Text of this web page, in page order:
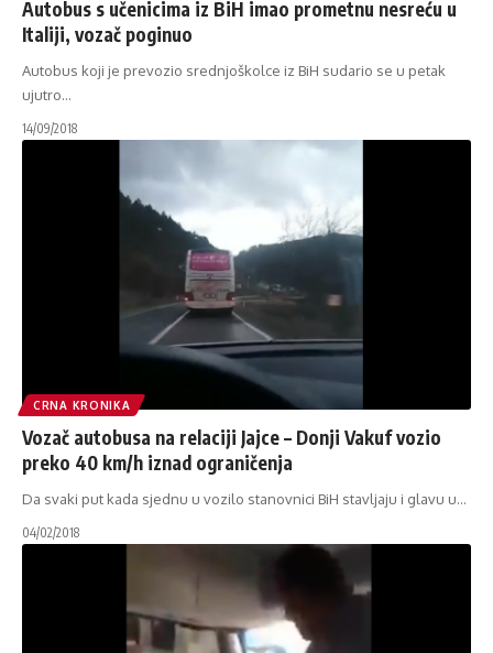
Autobus s učenicima iz BiH imao prometnu nesreću u
Italiji, vozač poginuo
Autobus koji je prevozio srednjoškolce iz BiH sudario se u petak
ujutro…
14/09/2018
CRNA KRONIKA
Vozač autobusa na relaciji Jajce – Donji Vakuf vozio
preko 40 km/h iznad ograničenja
Da svaki put kada sjednu u vozilo stanovnici BiH stavljaju i glavu u…
04/02/2018